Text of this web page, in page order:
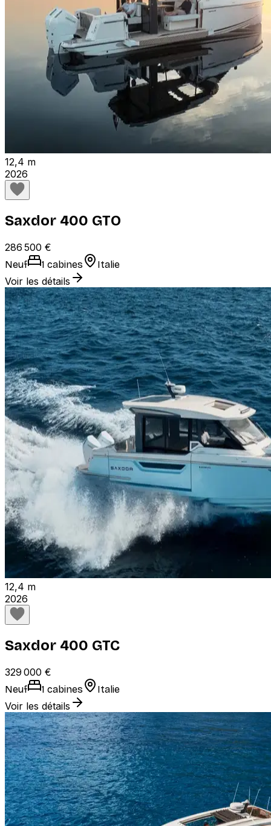
12,4 m
2026
Saxdor 400 GTO
286 500 €
Neuf 1 cabines Italie
Voir les détails
12,4 m
2026
Saxdor 400 GTC
329 000 €
Neuf 1 cabines Italie
Voir les détails